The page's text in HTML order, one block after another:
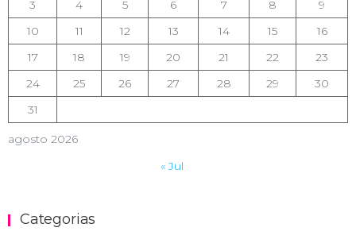
agosto 2026
3 4 5 6 7 8
9
10
11 12 13 14 15
16
17
18 19 20 21 22
23
24
25 26 27 28 29
30
31
« Jul
Categorias